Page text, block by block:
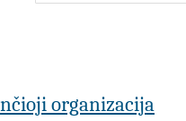
organizacija